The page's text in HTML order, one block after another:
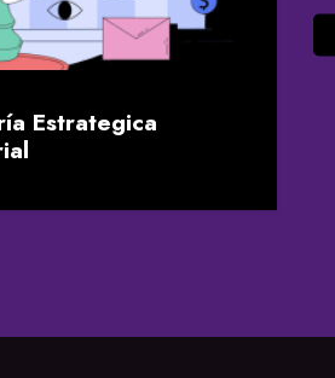
Estrategica